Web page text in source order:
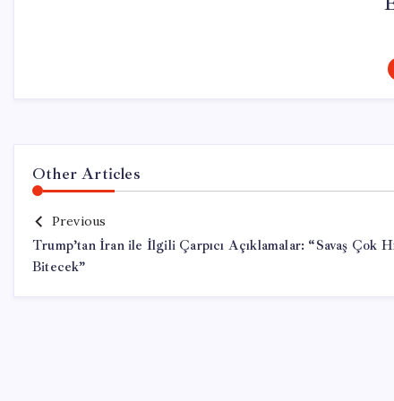
Other Articles
Previous
Trump’tan İran ile İlgili Çarpıcı Açıklamalar: “Savaş Çok
Bitecek”